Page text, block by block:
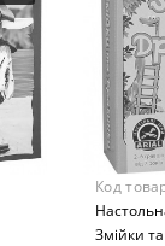
слово
От 5 лет
Код
Змійки